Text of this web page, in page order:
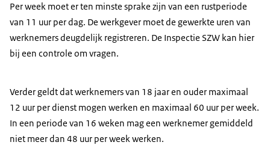
Per week moet er ten minste sprake zijn van een rustperiode
van 11 uur per dag. De werkgever moet de gewerkte uren van
werknemers deugdelijk registreren. De Inspectie SZW kan hier
bij een controle om vragen.
Verder geldt dat werknemers van 18 jaar en ouder maximaal
12 uur per dienst mogen werken en maximaal 60 uur per week.
In een periode van 16 weken mag een werknemer gemiddeld
niet meer dan 48 uur per week werken.